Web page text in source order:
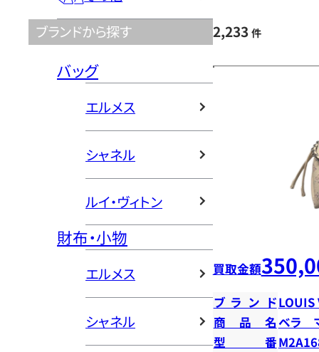
ブランドから探す
バッグ
エルメス
シャネル
ルイ・ヴィトン
財布・小物
エルメス
シャネル
2,233 件
買取金額
ブランドLOUIS
商品名ベラ
型番